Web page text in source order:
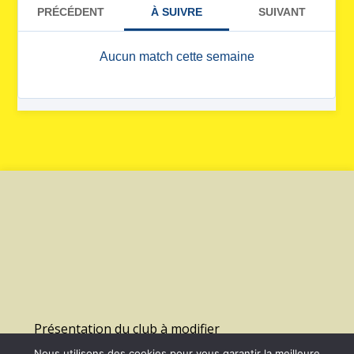
Présentation du club à modifier